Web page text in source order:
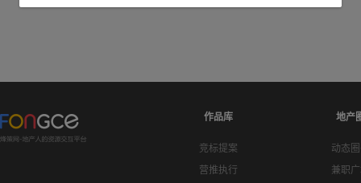
作品库
竞标提案
营推执行
地产
动态
兼职